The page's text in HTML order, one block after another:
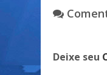
Deixe seu